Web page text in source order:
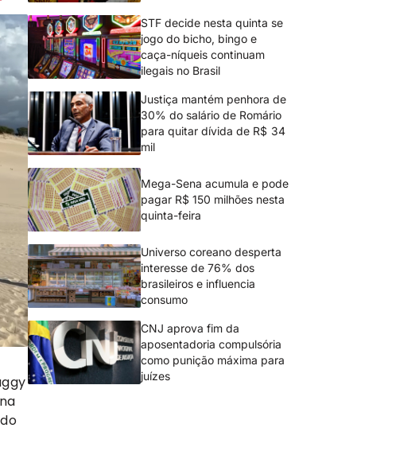
STF decide nesta quinta se
jogo do bicho, bingo e
caça-níqueis continuam
ilegais no Brasil
Justiça mantém penhora de
30% do salário de Romário
para quitar dívida de R$ 34
mil
Mega-Sena acumula e pode
pagar R$ 150 milhões nesta
quinta-feira
Universo coreano desperta
interesse de 76% dos
brasileiros e influencia
consumo
CNJ aprova fim da
aposentadoria compulsória
como punição máxima para
juízes